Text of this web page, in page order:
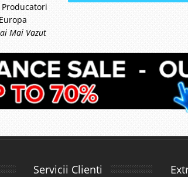
Mai Vazut
Servicii Clienti